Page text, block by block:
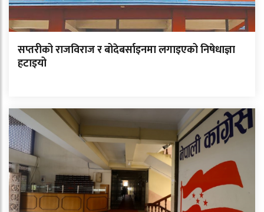
सप्तरीको राजविराज र बोदेबर्साइनमा लगाइएको निषेधाज्ञा
हटाइयो